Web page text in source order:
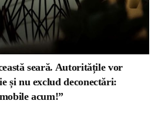
seară. Autoritățile vor
și nu exclud deconectări:
acum!”